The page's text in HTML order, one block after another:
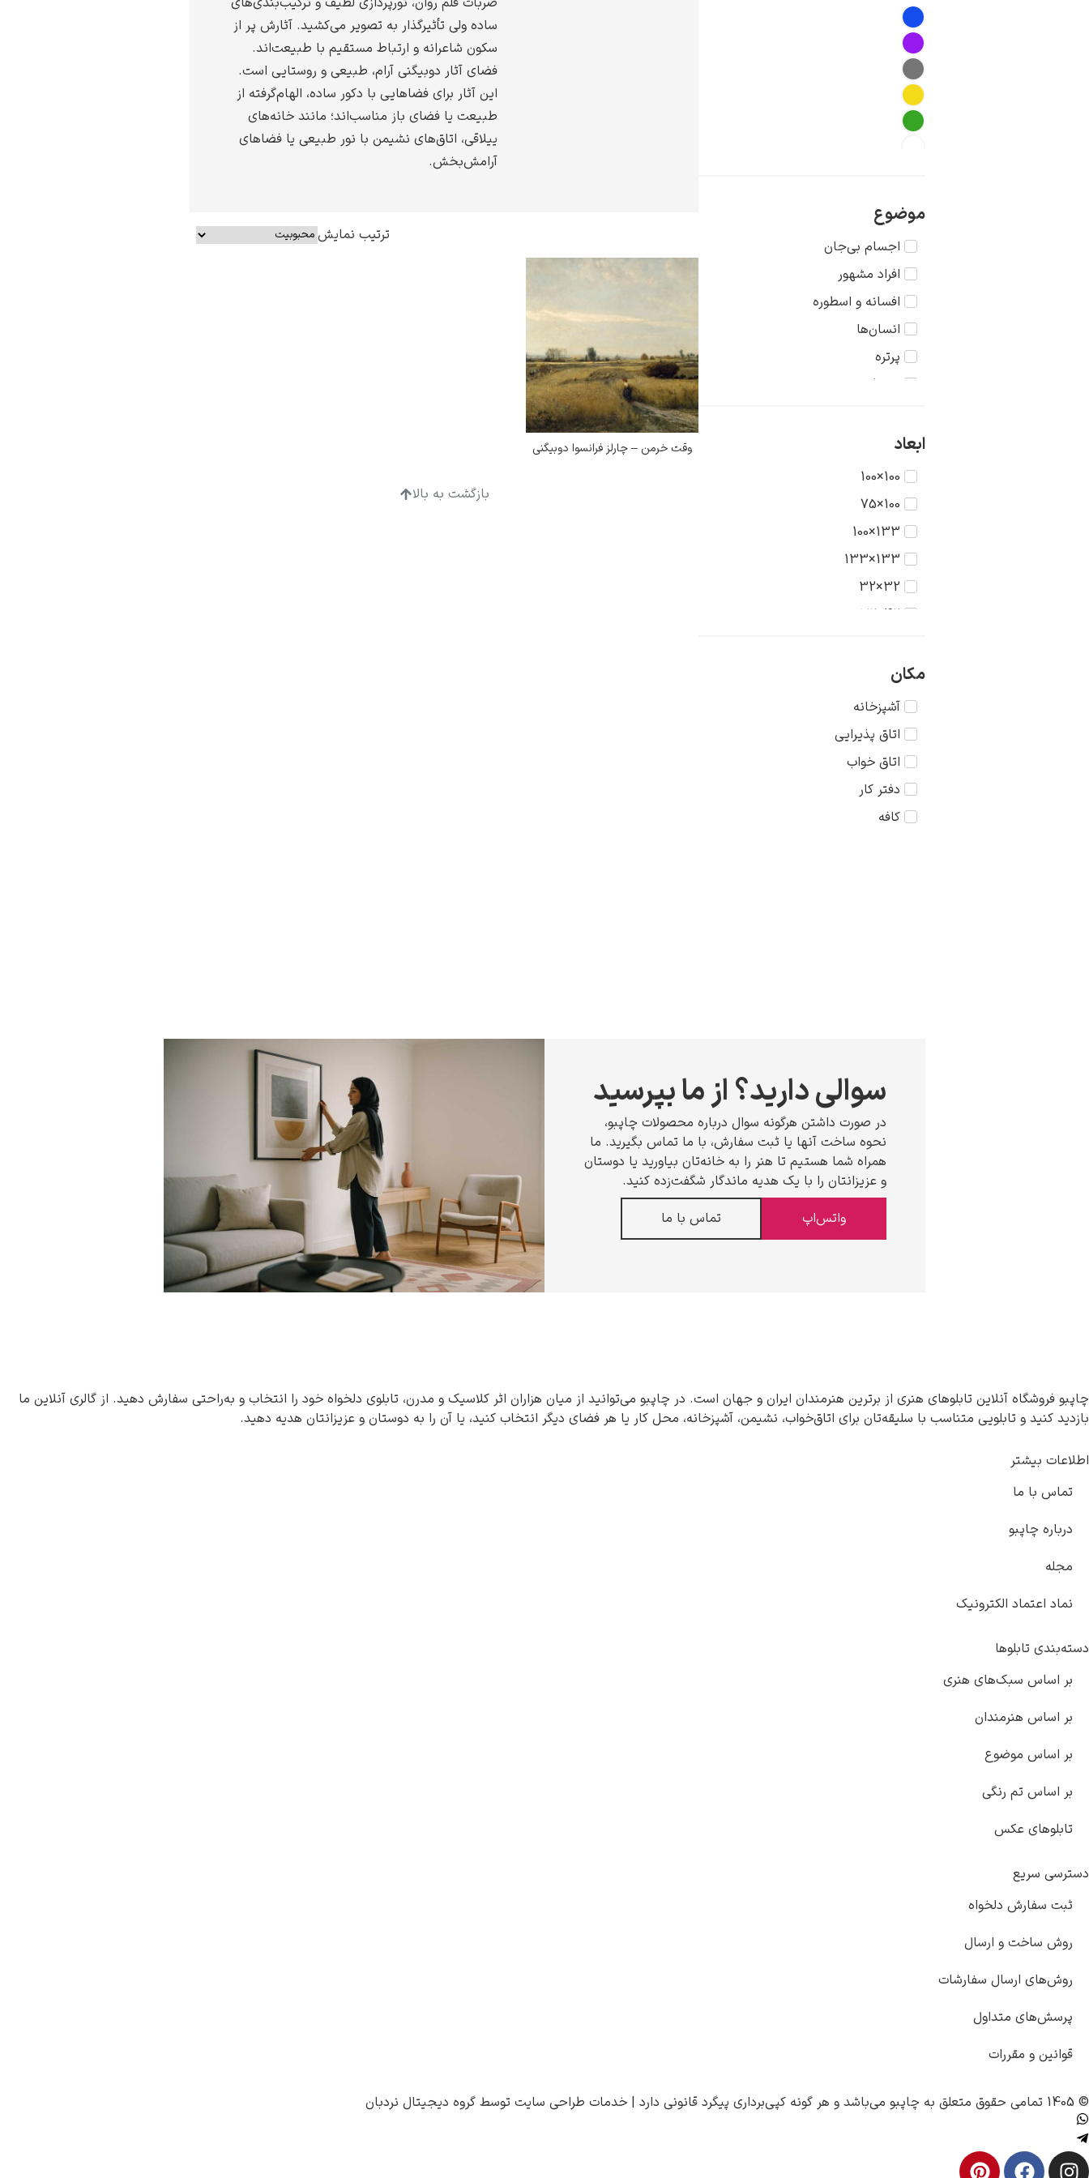
ادوارد هاپر
موضوع
اجسام بی‌جان
افراد مشهور
افسانه و اسطوره
انسان‌ها
پرتره
تاریخ
حیوانات
دریا
دورنما
دوشیزگان
رنگ‌ها
روستا
سکون
عشق
غرب وحشی
کودک
مذهبی
منظره
ابعاد
100×100
100×75
133×100
133×133
32×32
42×32
56×42
56×56
75×56
75×75
مکان
آشپزخانه
اتاق پذیرایی
اتاق خواب
دفتر کار
کافه
ساده ولی تأثیرگذار به تصویر می‌کشید. آثارش پر از
سکون شاعرانه و ارتباط مستقیم با طبیعت‌اند.
فضای آثار دوبیگنی آرام، طبیعی و روستایی است.
این آثار برای فضاهایی با دکور ساده، الهام‌گرفته از
طبیعت یا فضای باز مناسب‌اند؛ مانند خانه‌های
ییلاقی، اتاق‌های نشیمن با نور طبیعی یا فضاهای
آرامش‌بخش.
ترتیب نمایش
وقت خرمن – چارلز فرانسوا دوبیگنی
بازگشت به بالا
سوالی دارید؟ از ما بپرسید
در صورت داشتن هرگونه سوال درباره محصولات چاپبو،
نحوه ساخت آنها یا ثبت سفارش، با ما تماس بگیرید. ما
همراه شما هستیم تا هنر را به خانه‌تان بیاورید یا دوستان
و عزیزانتان را با یک هدیه ماندگار شگفت‌زده کنید.
واتس‌اپ
تماس با ما
چاپبو فروشگاه آنلاین تابلوهای هنری از برترین هنرمندان ایران و جهان است. در چاپبو می‌توانید از میان هزاران اثر کلاسیک و مدرن، تابلوی دلخواه خود را انتخاب و به‌راحتی سفارش دهید. از گالری آنلاین ما
بازدید کنید و تابلویی متناسب با سلیقه‌تان برای اتاق‌خواب، نشیمن، آشپزخانه، محل کار یا هر فضای دیگر انتخاب کنید، یا آن را به دوستان و عزیزانتان هدیه دهید.
اطلاعات بیشتر
تماس با ما
درباره چاپبو
مجله
نماد اعتماد الکترونیک
دسته‌بندی تابلوها
بر اساس سبک‌های هنری
بر اساس هنرمندان
بر اساس موضوع
بر اساس تم رنگی
تابلوهای عکس
دسترسی سریع
ثبت سفارش دلخواه
روش ساخت و ارسال
روش‌های ارسال سفارشات
پرسش‌های متداول
قوانین و مقررات
© 1405 تمامی حقوق متعلق به چاپبو می‌باشد و هر گونه کپی‌برداری پیگرد قانونی دارد | خدمات طراحی سایت توسط گروه دیجیتال نردبان